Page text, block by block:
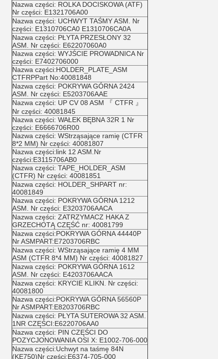
Nazwa części: ROLKA DOCISKOWA (ATF)
Nr części: E1321706A00
Nazwa części: UCHWYT TAŚMY ASM. Nr
części: E1310706CA0 E1310706CA0A
Nazwa części: PŁYTA PRZESŁONY 32
ASM. Nr części: E62207060A0
Nazwa części: WYJŚCIE PROWADNICA Nr
części: E7402706000
Nazwa części:HOLDER_PLATE_ASM
CTFRPPart No:40081848
Nazwa części: POKRYWA GÓRNA 2424
ASM. Nr części: E5203706AAE
Nazwa części: UP CV 08 ASM 『 CTFR 』
Nr części: 40081845
Nazwa części: WAŁEK BĘBNA 32R 1 Nr
części: E6666706R00
Nazwa części: WStrząsające ramię (CTFR
8*2 MM) Nr części: 40081807
Nazwa części:link 12 ASM.Nr
części:E3115706AB0
Nazwa części: TAPE_HOLDER_ASM
(CTFR) Nr części: 40081851
Nazwa części: HOLDER_SHPART nr:
40081849
Nazwa części: POKRYWA GÓRNA 1212
ASM. Nr części: E3203706AACA
Nazwa części: ZATRZYMACZ HAKA Z
GRZECHOTĄ CZĘŚĆ nr: 40081799
Nazwa części:POKRYWA GÓRNA 44440P
Nr ASMPART:E7203706RBC
Nazwa części: WStrząsające ramię 4 MM
ASM (CTFR 8*4 MM) Nr części: 40081827
Nazwa części: POKRYWA GÓRNA 1612
ASM. Nr części: E4203706AACA
Nazwa części: KRYCIE KLIKN. Nr części:
40081800
Nazwa części:POKRYWA GÓRNA 56560P
Nr ASMPART:E8203706RBC
Nazwa części: PŁYTA SUTEROWA 32 ASM.
1NR CZĘŚCI:E6220706AA0
Nazwa części: PIN CZĘŚCI DO
POZYCJONOWANIA OSI X: E1002-706-000
Nazwa części:Uchwyt na taśmę 84N
(KE750)Nr części:E6374-705-000